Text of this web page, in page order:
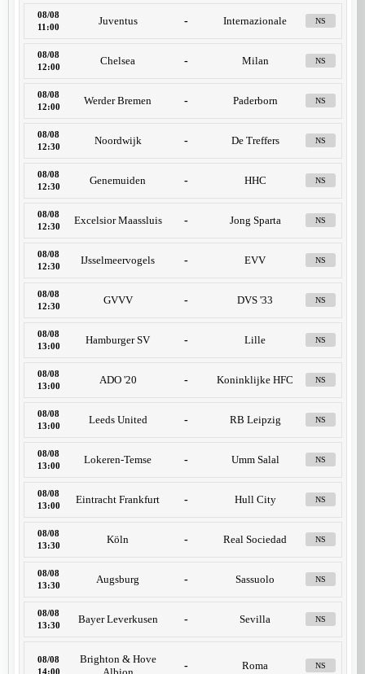
08/08
11:00
Juventus - Internazionale NS
08/08
12:00
Chelsea - Milan NS
08/08
12:00
Werder Bremen - Paderborn NS
08/08
12:30
Noordwijk - De Treffers NS
08/08
12:30
Genemuiden - HHC NS
08/08
12:30
Excelsior Maassluis - Jong Sparta NS
08/08
12:30
IJsselmeervogels - EVV NS
08/08
12:30
GVVV - DVS '33 NS
08/08
13:00
Hamburger SV - Lille NS
08/08
13:00
ADO '20 - Koninklijke HFC NS
08/08
13:00
Leeds United - RB Leipzig NS
08/08
13:00
Lokeren-Temse - Umm Salal NS
08/08
13:00
Eintracht Frankfurt - Hull City NS
08/08
13:30
Köln - Real Sociedad NS
08/08
13:30
Augsburg - Sassuolo NS
08/08
13:30
Bayer Leverkusen - Sevilla NS
08/08
14:00
Brighton & Hove
- Roma NS